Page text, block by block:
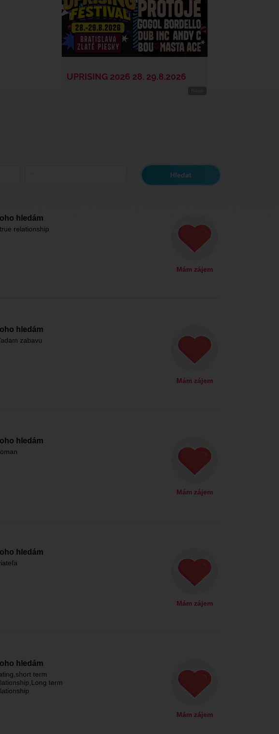
hledám
relationship
Mám zájem
hledám
zabavu
Mám zájem
hledám
Mám zájem
hledám
Mám zájem
hledám
term
term
Mám zájem